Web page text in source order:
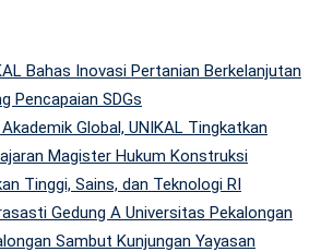
Bahas Inovasi Pertanian Berkelanjutan
Pencapaian SDGs
Global, UNIKAL Tingkatkan
Magister Hukum Konstruksi
Tinggi, Sains, dan Teknologi RI
Gedung A Universitas Pekalongan
Sambut Kunjungan Yayasan